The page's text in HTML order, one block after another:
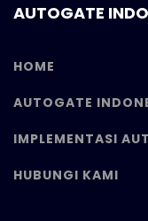
AUTOGATE
HOME
AUTOGATE
IMPLEMENTASI
HUBUNGI KAMI